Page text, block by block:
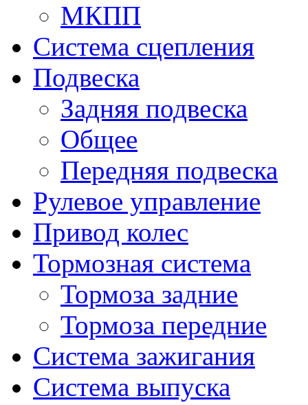
МКПП
Система сцепления
Подвеска
Задняя подвеска
Общее
Передняя подвеска
Рулевое управление
Привод колес
Тормозная система
Тормоза задние
Тормоза передние
Система зажигания
Система выпуска